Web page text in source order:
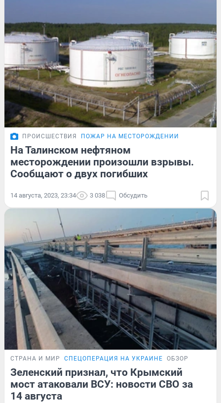
ПРОИСШЕСТВИЯ ПОЖАР НА МЕСТОРОЖДЕНИИ
На Талинском нефтяном
месторождении произошли взрывы.
Сообщают о двух погибших
14 августа, 2023, 23:34 3 038 Обсудить
СТРАНА И МИР СПЕЦОПЕРАЦИЯ НА УКРАИНЕ ОБЗОР
Зеленский признал, что Крымский
мост атаковали ВСУ: новости СВО за
14 августа